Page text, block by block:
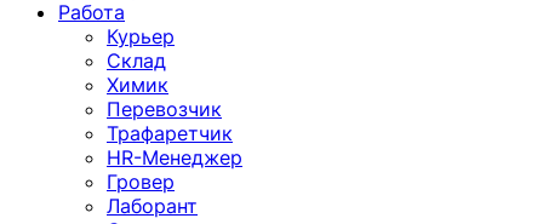
Работа
Курьер
Склад
Химик
Перевозчик
Трафаретчик
HR-Менеджер
Гровер
Лаборант